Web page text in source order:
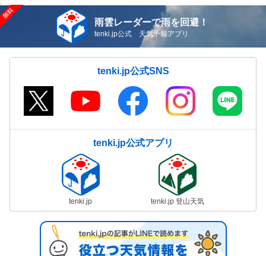
雨雲レーダーで雨を回避！
tenki.jp公式 天気予報アプリ
tenki.jp公式SNS
tenki.jp公式アプリ
tenki.jp tenki.jp 登山天気